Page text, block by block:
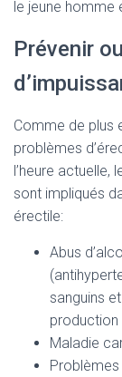
le jeune homme
Prévenir
Comme de plus
problèmes
l’heure actuelle,
sont impliqués
érectile:
Abus
sanguins
production
Maladie